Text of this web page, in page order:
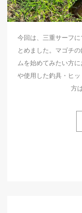
今回は、三重サーフ
とめました。マゴチ
ムを始めてみたい方
や使用した釣具・ヒ
方